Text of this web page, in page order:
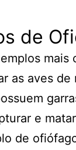
de
mais
as aves
e
de